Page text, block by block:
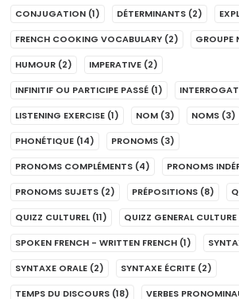
CONJUGATION (1) DÉTERMINANTS (2)
FRENCH COOKING VOCABULARY (2) GROUPE
HUMOUR (2) IMPERATIVE (2)
INFINITIF OU PARTICIPE PASSÉ (1)
LISTENING EXERCISE (1) NOM (3) NOMS (3)
PHONÉTIQUE (14) PRONOMS (3)
PRONOMS COMPLÉMENTS (4) PRONOMS
PRONOMS SUJETS (2) PRÉPOSITIONS (8)
QUIZZ CULTUREL (11) QUIZZ GENERAL CULTURE
SPOKEN FRENCH - WRITTEN FRENCH (1)
SYNTAXE ORALE (2) SYNTAXE ÉCRITE (2)
TEMPS DU DISCOURS (18) VERBES